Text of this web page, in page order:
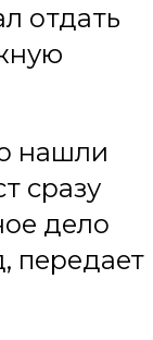
отдать
нашли
сразу
дело
передает